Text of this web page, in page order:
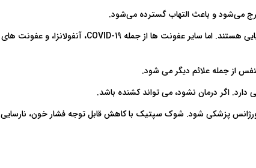
می‌شود و باعث التهاب گسترده می‌شود.
بیشتر عفونت هایی که باعث سپسیس می شوند باکتریایی هستند. اما سایر عفونت ها از جمله COVID-19، آنفولانزا، و عفونت های
از جمله علائم دیگر می شود.
اگر درمان نشود، می تواند کشنده باشد.
پزشکی شود. شوک سپتیک با کاهش قابل توجه فشار خون، نارسایی